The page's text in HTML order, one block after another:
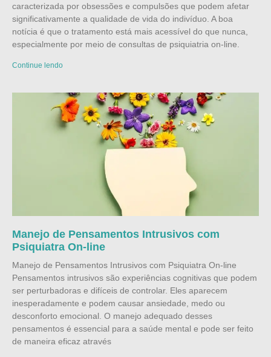
caracterizada por obsessões e compulsões que podem afetar
significativamente a qualidade de vida do indivíduo. A boa
notícia é que o tratamento está mais acessível do que nunca,
especialmente por meio de consultas de psiquiatria on-line.
Continue lendo
Manejo de Pensamentos Intrusivos com
Psiquiatra On-line
Manejo de Pensamentos Intrusivos com Psiquiatra On-line
Pensamentos intrusivos são experiências cognitivas que podem
ser perturbadoras e difíceis de controlar. Eles aparecem
inesperadamente e podem causar ansiedade, medo ou
desconforto emocional. O manejo adequado desses
pensamentos é essencial para a saúde mental e pode ser feito
de maneira eficaz através